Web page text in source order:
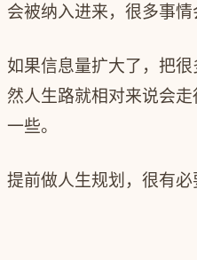
会被纳入进来，很多事情
如果信息量扩大了，把
然人生路就相对来说会
一些。
提前做人生规划，很有必